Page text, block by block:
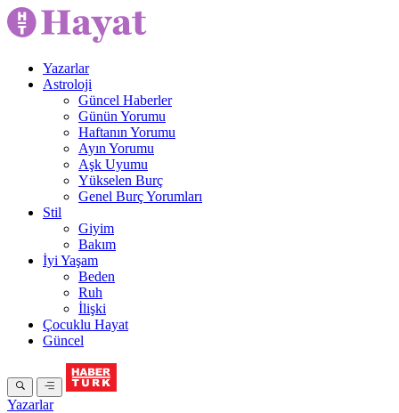
Yazarlar
Astroloji
Güncel Haberler
Günün Yorumu
Haftanın Yorumu
Ayın Yorumu
Aşk Uyumu
Yükselen Burç
Genel Burç Yorumları
Stil
Giyim
Bakım
İyi Yaşam
Beden
Ruh
İlişki
Çocuklu Hayat
Güncel
Yazarlar